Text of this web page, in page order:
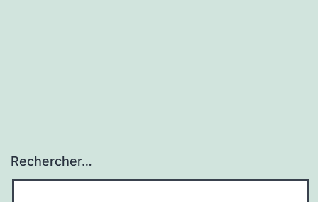
Rechercher…